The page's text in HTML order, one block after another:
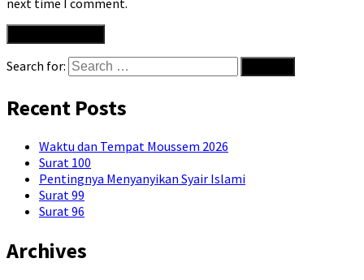
next time I comment.
Search for:
Recent Posts
Waktu dan Tempat Moussem 2026
Surat 100
Pentingnya Menyanyikan Syair Islami
Surat 99
Surat 96
Archives